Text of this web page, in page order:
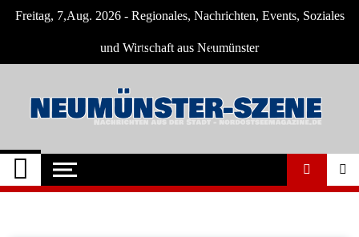
Skip
Freitag, 7,Aug. 2026 - Regionales, Nachrichten, Events, Soziales
und Wirtschaft aus Neumünster
Neumünster Szene
Neuigkeiten und Nachrichten aus
Neumünster und Umgebung